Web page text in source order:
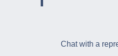
Chat with a